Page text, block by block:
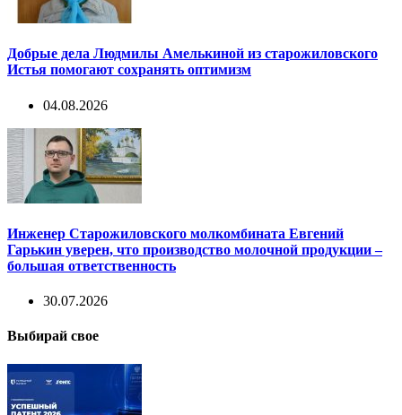
Добрые дела Людмилы Амелькиной из старожиловского
Истья помогают сохранять оптимизм
04.08.2026
Инженер Старожиловского молкомбината Евгений
Гарькин уверен, что производство молочной продукции –
большая ответственность
30.07.2026
Выбирай свое